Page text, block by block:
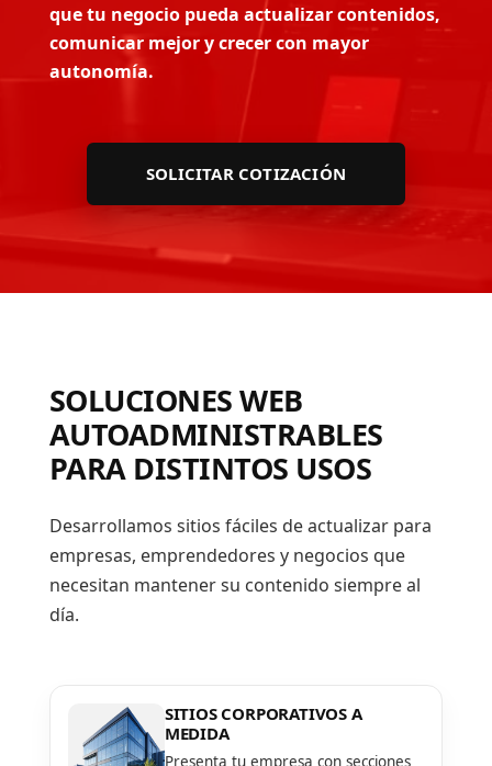
que tu negocio pueda actualizar contenidos,
comunicar mejor y crecer con mayor
autonomía.
SOLICITAR COTIZACIÓN
SOLUCIONES WEB
AUTOADMINISTRABLES
PARA DISTINTOS USOS
Desarrollamos sitios fáciles de actualizar para
empresas, emprendedores y negocios que
necesitan mantener su contenido siempre al
día.
SITIOS CORPORATIVOS A
MEDIDA
Presenta tu empresa con secciones